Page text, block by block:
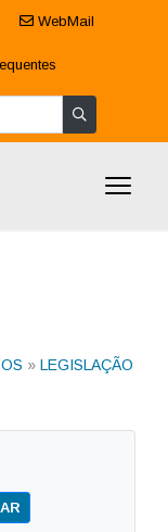
WebMail
» LEGISLAÇÃO